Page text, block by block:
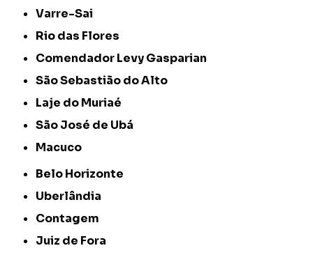
Varre-Sai
Rio das Flores
Comendador Levy Gasparian
São Sebastião do Alto
Laje do Muriaé
São José de Ubá
Macuco
Belo Horizonte
Uberlândia
Contagem
Juiz de Fora